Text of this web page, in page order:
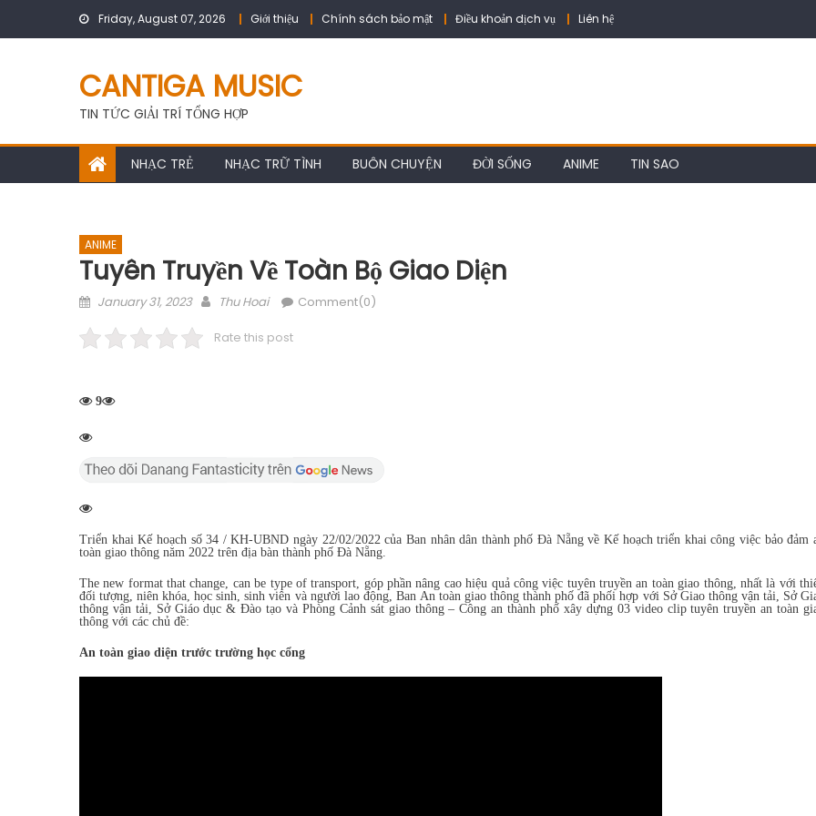
Friday, August 07, 2026 Giới thiệu Chính sách bảo mật Điều khoản dịch vụ Liên hệ
CANTIGA MUSIC
TIN TỨC GIẢI TRÍ TỔNG HỢP
NHẠC TRẺ NHẠC TRỮ TÌNH BUÔN CHUYỆN ĐỜI SỐNG ANIME TIN SAO
ANIME
Tuyên Truyền Về Toàn Bộ Giao Diện
Posted
January 31, 2023 Author
Thu Hoai Comment(0)
Rate this post
9
Triển khai Kế hoạch số 34 / KH-UBND ngày 22/02/2022 của Ban nhân dân thành phố Đà Nẵng về Kế hoạch triển khai công việc bảo đảm
toàn giao thông năm 2022 trên địa bàn thành phố Đà Nẵng.
The new format that change, can be type of transport, góp phần nâng cao hiệu quả công việc tuyên truyền an toàn giao thông, nhất là với
đối tượng, niên khóa, học sinh, sinh viên và người lao động, Ban An toàn giao thông thành phố đã phối hợp với Sở Giao thông vận tải, Sở
thông vận tải, Sở Giáo dục & Đào tạo và Phòng Cảnh sát giao thông – Công an thành phố xây dựng 03 video clip tuyên truyền an toàn
thông với các chủ đề:
An toàn giao diện trước trường học cổng